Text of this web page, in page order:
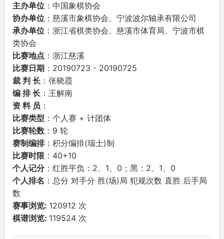
主办单位 ：中国象棋协会
协办单位 ：慈溪市象棋协会、宁波波尔轴承有限公司
承办单位 ：浙江省棋类协会、慈溪市体育局、宁波市棋
类协会
比赛地点 ：浙江慈溪
比赛日期 ：20190723 - 20190725
裁 判 长 ：张晓霞
编 排 长 ：王解南
资 料 员 ：
比赛类型 ：个人赛 + 计团体
比赛轮数 ：9 轮
赛制编排：积分编排(瑞士)制
比赛时限 ：40+10
个人记分：红胜平负：2、1、0；黑：2、1、0
个人排名 ：总分 对手分 胜(场)局 犯规次数 直胜 后手局
数
赛事浏览: 120912 次
棋谱浏览: 119524 次